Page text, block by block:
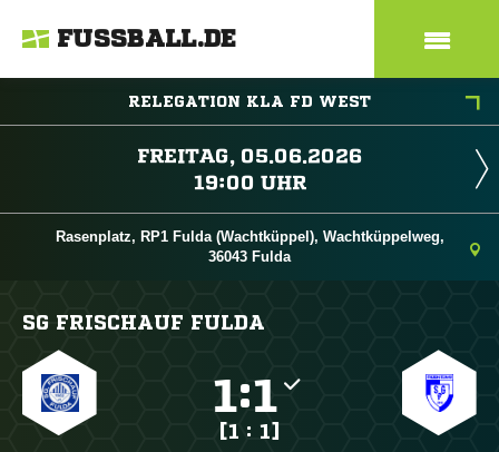
FUSSBALL.DE
RELEGATION KLA FD WEST
 
 
Rasenplatz, RP1 Fulda (Wachtküppel), Wachtküppelweg,
36043 Fulda
SG FRISCHAUF FULDA
:
[1 : 1]